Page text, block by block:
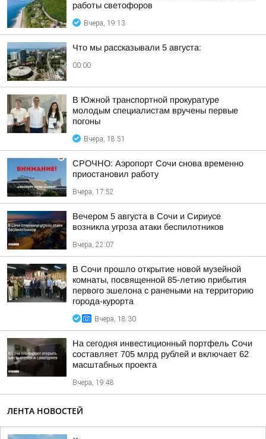
работы светофоров
Вчера, 19:13
Что мы рассказывали 5 августа:
00:00
В Южной транспортной прокуратуре
молодым специалистам вручены первые
погоны
Вчера, 18:51
СРОЧНО: Аэропорт Сочи снова временно
приостановил работу
Вчера, 17:52
Вечером 5 августа в Сочи и Сириусе
возникла угроза атаки беспилотников
Вчера, 22:07
В Сочи прошло открытие новой музейной
комнаты, посвященной 85-летию прибытия
первого эшелона с ранеными на территорию
города-курорта
Вчера, 18:30
На сегодня инвестиционный портфель Сочи
составляет 705 млрд рублей и включает 62
масштабных проекта
Вчера, 19:48
ЛЕНТА НОВОСТЕЙ